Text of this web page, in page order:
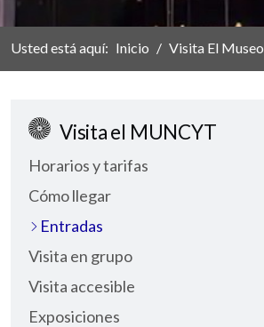
Usted está aquí: Inicio Visita El Museo
Visita el MUNCYT
Horarios y tarifas
Cómo llegar
Entradas
Visita en grupo
Visita accesible
Exposiciones